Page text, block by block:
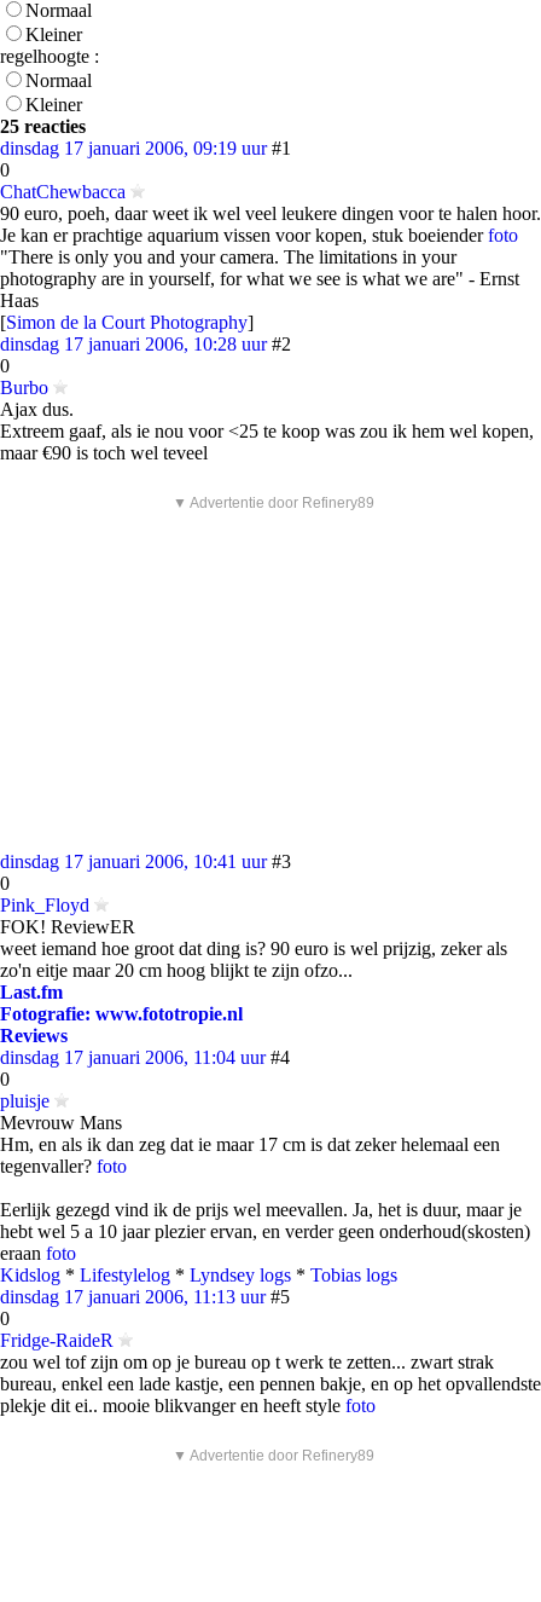
Normaal
Kleiner
regelhoogte :
Normaal
Kleiner
25 reacties
dinsdag 17 januari 2006, 09:19 uur #1
0
ChatChewbacca
90 euro, poeh, daar weet ik wel veel leukere dingen voor te halen hoor.
Je kan er prachtige aquarium vissen voor kopen, stuk boeienderfoto
"There is only you and your camera. The limitations in your
photography are in yourself, for what we see is what we are" - Ernst
Haas
[Simon de la Court Photography]
dinsdag 17 januari 2006, 10:28 uur #2
0
Burbo
Ajax dus.
Extreem gaaf, als ie nou voor <25 te koop was zou ik hem wel kopen,
maar €90 is toch wel teveel
▼ Advertentie door Refinery89
dinsdag 17 januari 2006, 10:41 uur #3
0
Pink_Floyd
FOK! ReviewER
weet iemand hoe groot dat ding is? 90 euro is wel prijzig, zeker als
zo'n eitje maar 20 cm hoog blijkt te zijn ofzo...
Last.fm
Fotografie: www.fototropie.nl
Reviews
dinsdag 17 januari 2006, 11:04 uur #4
0
pluisje
Mevrouw Mans
Hm, en als ik dan zeg dat ie maar 17 cm is dat zeker helemaal een
tegenvaller? foto
Eerlijk gezegd vind ik de prijs wel meevallen. Ja, het is duur, maar je
hebt wel 5 a 10 jaar plezier ervan, en verder geen onderhoud(skosten)
eraan foto
Kidslog * Lifestylelog * Lyndsey logs * Tobias logs
dinsdag 17 januari 2006, 11:13 uur #5
0
Fridge-RaideR
zou wel tof zijn om op je bureau op t werk te zetten... zwart strak
bureau, enkel een lade kastje, een pennen bakje, en op het opvallendste
plekje dit ei.. mooie blikvanger en heeft style foto
▼ Advertentie door Refinery89